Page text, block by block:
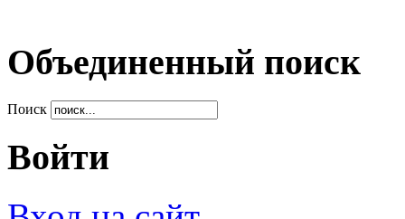
Объединенный поиск
Поиск
Войти